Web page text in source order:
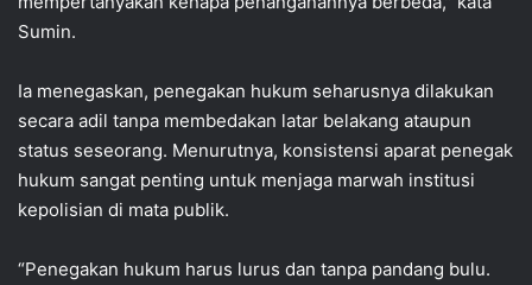
Sumin.
Ia menegaskan, penegakan hukum seharusnya dilakukan
secara adil tanpa membedakan latar belakang ataupun
status seseorang. Menurutnya, konsistensi aparat penegak
hukum sangat penting untuk menjaga marwah institusi
kepolisian di mata publik.
“Penegakan hukum harus lurus dan tanpa pandang bulu.